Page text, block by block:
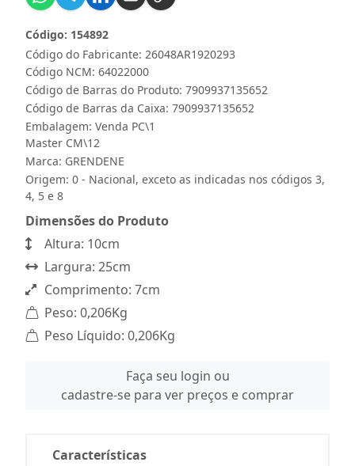
Código do Fabricante: 26048AR1920293
Código: 154892
Código NCM: 64022000
Código de Barras do Produto: 7909937135652
Código de Barras da Caixa: 7909937135652
Embalagem: Venda PC\1
Master CM\12
Marca: GRENDENE
Origem: 0 - Nacional, exceto as indicadas nos códigos 3,
4, 5 e 8
Dimensões do Produto
Altura: 10cm
Largura: 25cm
Comprimento: 7cm
Peso: 0,206Kg
Peso Líquido: 0,206Kg
Faça seu login ou
cadastre-se para ver preços e comprar
Características